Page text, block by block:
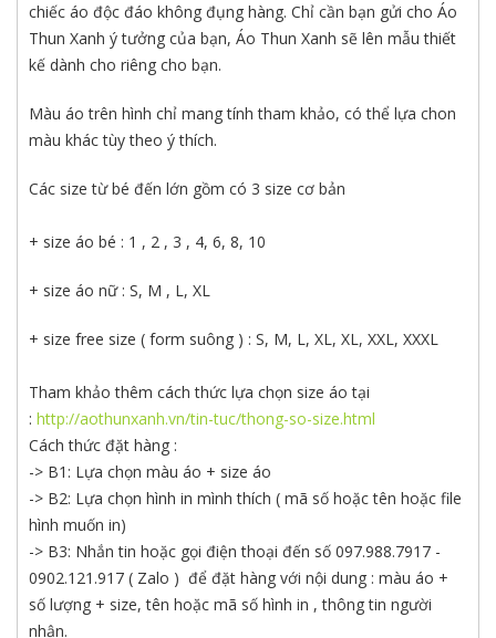
chiếc áo độc đáo không đụng hàng. Chỉ cần bạn gửi cho Áo
Thun Xanh ý tưởng của bạn, Áo Thun Xanh sẽ lên mẫu thiết
kế dành cho riêng cho bạn.
Màu áo trên hình chỉ mang tính tham khảo, có thể lựa chon
màu khác tùy theo ý thích.
Các size từ bé đến lớn gồm có 3 size cơ bản
+ size áo bé : 1 , 2 , 3 , 4, 6, 8, 10
+ size áo nữ : S, M , L, XL
+ size free size ( form suông ) : S, M, L, XL, XL, XXL, XXXL
Tham khảo thêm cách thức lựa chọn size áo tại
: http://aothunxanh.vn/tin-tuc/thong-so-size.html
Cách thức đặt hàng :
-> B1: Lựa chọn màu áo + size áo
-> B2: Lựa chọn hình in mình thích ( mã số hoặc tên hoặc file
hình muốn in)
-> B3: Nhắn tin hoặc gọi điện thoại đến số 097.988.7917 -
0902.121.917 ( Zalo ) để đặt hàng với nội dung : màu áo +
số lượng + size, tên hoặc mã số hình in , thông tin người
nhận.